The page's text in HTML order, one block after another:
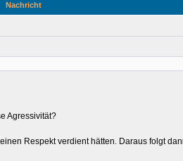
Nachricht
Agressivität?
Respekt verdient hätten. Daraus folgt